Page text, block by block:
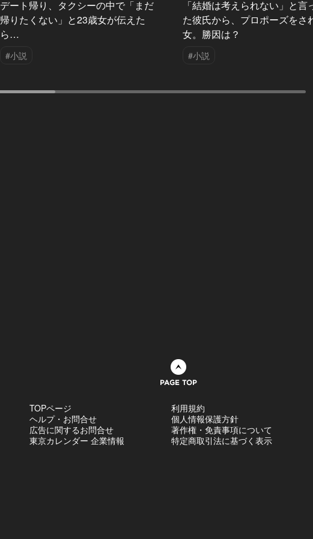
デート帰り、タクシーの中で「まだ
帰りたくない」と23歳女が伝えた
ら…
#小説
「結婚は考えられない」と言
た彼氏から、プロポーズをさ
女。勝因は？
#小説
TOPページ
ヘルプ・お問合せ
広告に関するお問合せ
東京カレンダー 企業情報
利用規約
個人情報保護方針
著作権・免責事項について
特定商取引法に基づく表示